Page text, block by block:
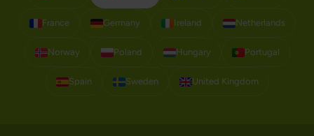
France Germany Ireland Netherlands
Norway Poland Hungary Portugal
Spain Sweden United Kingdom